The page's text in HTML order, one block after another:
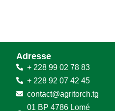
Adresse
+ 228 99 02 78 83
+ 228 92 07 42 45
contact@agritorch.tg
01 BP 4786 Lomé